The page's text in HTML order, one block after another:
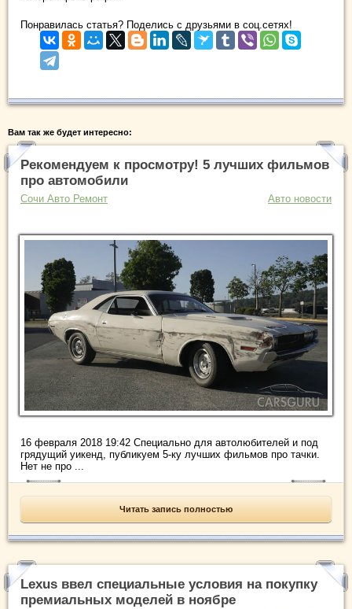
Понравилась статья? Поделись с друзьями в соц.сетях!
Вам так же будет интересно:
Рекомендуем к просмотру! 5 лучших фильмов
про автомобили
Сочи Авто Ремонт Авто новости
16 февраля 2018 19:42 Специально для автолюбителей и под
грядущий уикенд, публикуем 5-ку лучших фильмов про тачки.
Нет не про ...
Читать запись полностью
Lexus ввел специальные условия на покупку
премиальных моделей в ноябре